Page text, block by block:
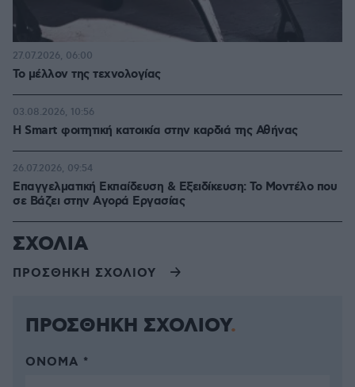
Το μέλλον της τεχνολογίας
27.07.2026, 06:00
Η Smart φοιτητική κατοικία στην καρδιά της Αθήνας
03.08.2026, 10:56
Επαγγελματική Εκπαίδευση & Εξειδίκευση: Το Mοντέλο που
σε Bάζει στην Aγορά Eργασίας
26.07.2026, 09:54
ΣΧΟΛΙΑ
ΠΡΟΣΘΗΚΗ ΣΧΟΛΙΟΥ
ΠΡΟΣΘΗΚΗ ΣΧΟΛΙΟΥ
ΌΝΟΜΑ *